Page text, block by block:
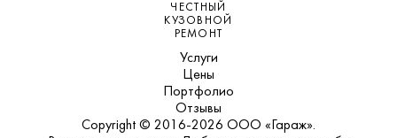
ЧЕСТНЫЙ
КУЗОВНОЙ
РЕМОНТ
Услуги
Цены
Портфолио
Отзывы
Copyright © 2016-2026 ООО «Гараж».